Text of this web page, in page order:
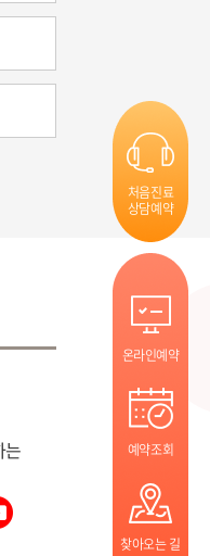
처음진료
상담예약
온라인예약
예약조회
찾아오는 길
는